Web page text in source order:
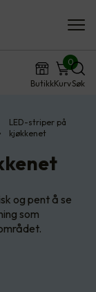
ButikkKurv
0
Søk
LED-striper på
kjøkkenet
og pent å se
som